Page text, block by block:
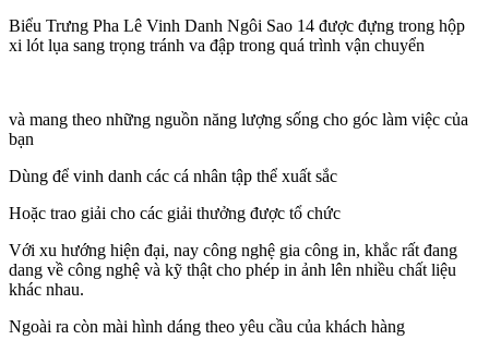
Biểu Trưng Pha Lê Vinh Danh Ngôi Sao 14 được đựng trong hộp
xi lót lụa sang trọng tránh va đập trong quá trình vận chuyển
và mang theo những nguồn năng lượng sống cho góc làm việc của
bạn
Dùng để vinh danh các cá nhân tập thể xuất sắc
Hoặc trao giải cho các giải thưởng được tổ chức
Với xu hướng hiện đại, nay công nghệ gia công in, khắc rất đang
dang về công nghệ và kỹ thật cho phép in ảnh lên nhiều chất liệu
khác nhau.
Ngoài ra còn mài hình dáng theo yêu cầu của khách hàng